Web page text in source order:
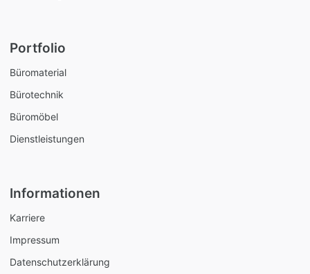
Portfolio
Büromaterial
Bürotechnik
Büromöbel
Dienstleistungen
Informationen
Karriere
Impressum
Datenschutzerklärung